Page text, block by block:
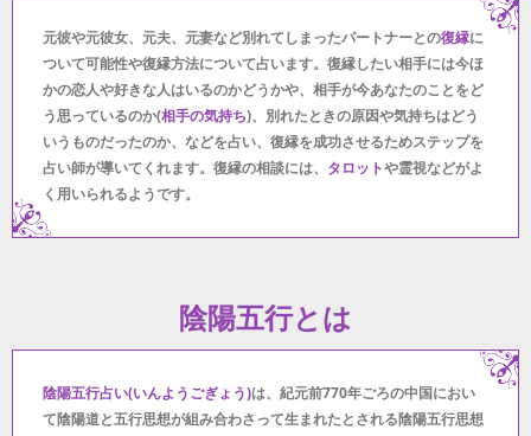
元彼や元彼女、元夫、元妻など別れてしまったパートナーとの復縁に
ついて可能性や復縁方法について占います。復縁したい相手には今ほ
かの恋人や好きな人はいるのかどうかや、相手が今あなたのことをど
う思っているのか(相手の気持ち)、別れたときの原因や気持ちはどう
いうものだったのか、などを占い、復縁を成功させるためステップを
占い師が導いてくれます。復縁の相談には、 タロットや霊視などがよ
く用いられるようです。
陰陽五行とは
陰陽五行占い(いんようごぎょう)は、紀元前770年ごろの中国におい
て陰陽道と五行思想が組み合わさって生まれたとされる陰陽五行思想